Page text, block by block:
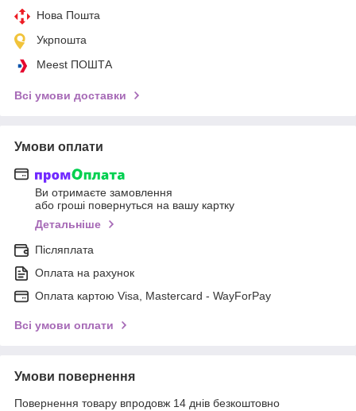
Нова Пошта
Укрпошта
Meest ПОШТА
Всі умови доставки
Умови оплати
Ви отримаєте замовлення
або гроші повернуться на вашу картку
Детальніше
Післяплата
Оплата на рахунок
Оплата картою Visa, Mastercard - WayForPay
Всі умови оплати
Умови повернення
Повернення товару впродовж 14 днів безкоштовно